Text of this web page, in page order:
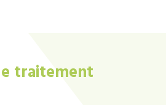
traitement